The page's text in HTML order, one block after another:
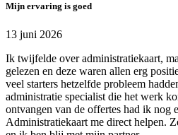
Mijn ervaring is goed
13 juni 2026
Ik twijfelde over administratiekaart,
gelezen en deze waren allen erg
veel starters hetzelfde probleem
administratie specialist die het werk
ontvangen van de offertes had ik nog
Administratiekaart me direct helpen.